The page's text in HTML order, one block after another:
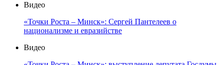
Видео
«Точки Роста – Минск»: Сергей Пантелеев о
национализме и евразийстве
Видео